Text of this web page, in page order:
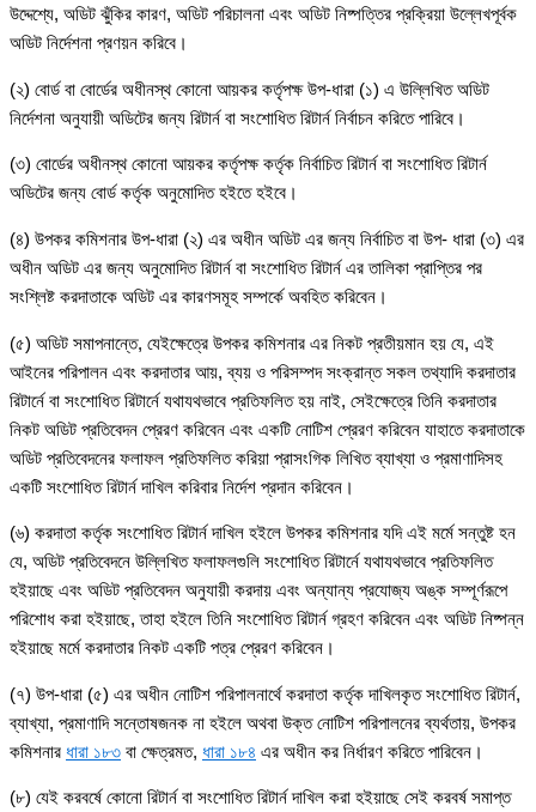
উদ্দেশ্যে, অডিট ঝুঁকির কারণ, অডিট পরিচালনা এবং অডিট নিষ্পত্তির প্রক্রিয়া উল্লেখপূর্বক
অডিট নির্দেশনা প্রণয়ন করিবে।
(২) বোর্ড বা বোর্ডের অধীনস্থ কোনো আয়কর কর্তৃপক্ষ উপ-ধারা (১) এ উল্লিখিত অডিট
নির্দেশনা অনুযায়ী অডিটের জন্য রিটার্ন বা সংশোধিত রিটার্ন নির্বাচন করিতে পারিবে।
(৩) বোর্ডের অধীনস্থ কোনো আয়কর কর্তৃপক্ষ কর্তৃক নির্বাচিত রিটার্ন বা সংশোধিত রিটার্ন
অডিটের জন্য বোর্ড কর্তৃক অনুমোদিত হইতে হইবে।
(৪) উপকর কমিশনার উপ-ধারা (২) এর অধীন অডিট এর জন্য নির্বাচিত বা উপ- ধারা (৩) এর
অধীন অডিট এর জন্য অনুমোদিত রিটার্ন বা সংশোধিত রিটার্ন এর তালিকা প্রাপ্তির পর
সংশ্লিষ্ট করদাতাকে অডিট এর কারণসমূহ সম্পর্কে অবহিত করিবেন।
(৫) অডিট সমাপনান্তে, যেইক্ষেত্রে উপকর কমিশনার এর নিকট প্রতীয়মান হয় যে, এই
আইনের পরিপালন এবং করদাতার আয়, ব্যয় ও পরিসম্পদ সংক্রান্ত সকল তথ্যাদি করদাতার
রিটার্নে বা সংশোধিত রিটার্নে যথাযথভাবে প্রতিফলিত হয় নাই, সেইক্ষেত্রে তিনি করদাতার
নিকট অডিট প্রতিবেদন প্রেরণ করিবেন এবং একটি নোটিশ প্রেরণ করিবেন যাহাতে করদাতাকে
অডিট প্রতিবেদনের ফলাফল প্রতিফলিত করিয়া প্রাসংগিক লিখিত ব্যাখ্যা ও প্রমাণাদিসহ
একটি সংশোধিত রিটার্ন দাখিল করিবার নির্দেশ প্রদান করিবেন।
(৬) করদাতা কর্তৃক সংশোধিত রিটার্ন দাখিল হইলে উপকর কমিশনার যদি এই মর্মে সন্তুষ্ট হন
যে, অডিট প্রতিবেদনে উল্লিখিত ফলাফলগুলি সংশোধিত রিটার্নে যথাযথভাবে প্রতিফলিত
হইয়াছে এবং অডিট প্রতিবেদন অনুযায়ী করদায় এবং অন্যান্য প্রযোজ্য অঙ্ক সম্পূর্ণরূপে
পরিশোধ করা হইয়াছে, তাহা হইলে তিনি সংশোধিত রিটার্ন গ্রহণ করিবেন এবং অডিট নিষ্পন্ন
হইয়াছে মর্মে করদাতার নিকট একটি পত্র প্রেরণ করিবেন।
(৭) উপ-ধারা (৫) এর অধীন নোটিশ পরিপালনার্থে করদাতা কর্তৃক দাখিলকৃত সংশোধিত রিটার্ন,
ব্যাখ্যা, প্রমাণাদি সন্তোষজনক না হইলে অথবা উক্ত নোটিশ পরিপালনের ব্যর্থতায়, উপকর
কমিশনার ধারা ১৮৩ বা ক্ষেত্রমত, ধারা ১৮৪ এর অধীন কর নির্ধারণ করিতে পারিবেন।
(৮) যেই করবর্ষে কোনো রিটার্ন বা সংশোধিত রিটার্ন দাখিল করা হইয়াছে সেই করবর্ষ সমাপ্ত